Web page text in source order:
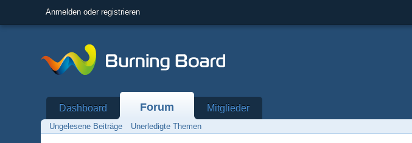
Anmelden oder registrieren
Dashboard Forum Mitglieder
Ungelesene Beiträge Unerledigte Themen